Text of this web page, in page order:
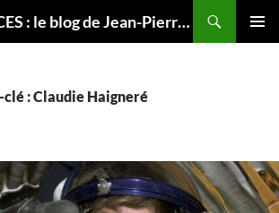
LUMINESCIENCES : le blog de Jean-Pierre LUMINET, astrophysicien
: Claudie Haigneré